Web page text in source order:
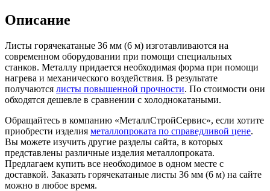
Описание
Листы горячекатаные 36 мм (6 м) изготавливаются на
современном оборудовании при помощи специальных
станков. Металлу придается необходимая форма при помощи
нагрева и механического воздействия. В результате
получаются листы повышенной прочности. По стоимости они
обходятся дешевле в сравнении с холоднокатаными.
Обращайтесь в компанию «МеталлСтройСервис», если хотите
приобрести изделия металлопроката по справедливой цене.
Вы можете изучить другие разделы сайта, в которых
представлены различные изделия металлопроката.
Предлагаем купить все необходимое в одном месте с
доставкой. Заказать горячекатаные листы 36 мм (6 м) на сайте
можно в любое время.